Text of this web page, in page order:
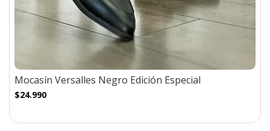
Mocasín Versalles Negro Edición Especial
$24.990